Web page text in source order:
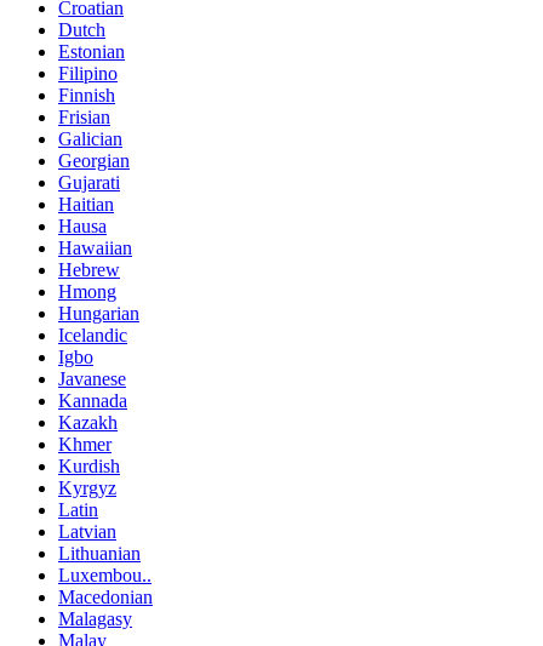
Croatian
Dutch
Estonian
Filipino
Finnish
Frisian
Galician
Georgian
Gujarati
Haitian
Hausa
Hawaiian
Hebrew
Hmong
Hungarian
Icelandic
Igbo
Javanese
Kannada
Kazakh
Khmer
Kurdish
Kyrgyz
Latin
Latvian
Lithuanian
Luxembou..
Macedonian
Malagasy
Malay